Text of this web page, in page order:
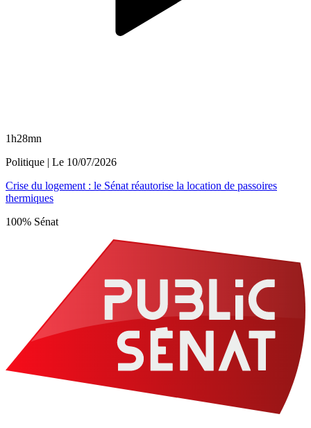
1h28mn
Politique | Le 10/07/2026
Crise du logement : le Sénat réautorise la location de passoires
thermiques
100% Sénat